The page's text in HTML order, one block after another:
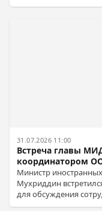
31.07.2026 11:00
Встреча главы
координатором
Министр
Мухриддин
для обсуждения
развития,